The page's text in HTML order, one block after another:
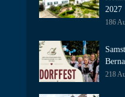
2027
186
218